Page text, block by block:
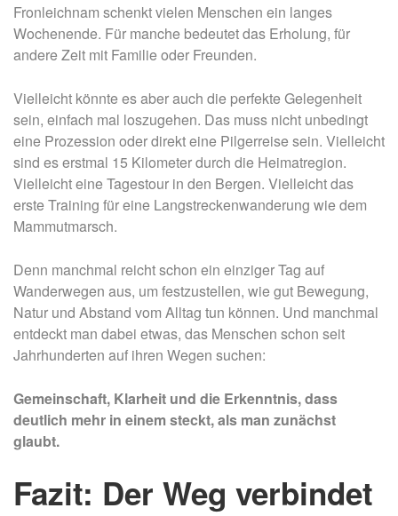
Fronleichnam schenkt vielen Menschen ein langes
Wochenende. Für manche bedeutet das Erholung, für
andere Zeit mit Familie oder Freunden.
Vielleicht könnte es aber auch die perfekte Gelegenheit
sein, einfach mal loszugehen. Das muss nicht unbedingt
eine Prozession oder direkt eine Pilgerreise sein. Vielleicht
sind es erstmal 15 Kilometer durch die Heimatregion.
Vielleicht eine Tagestour in den Bergen. Vielleicht das
erste Training für eine Langstreckenwanderung wie dem
Mammutmarsch.
Denn manchmal reicht schon ein einziger Tag auf
Wanderwegen aus, um festzustellen, wie gut Bewegung,
Natur und Abstand vom Alltag tun können. Und manchmal
entdeckt man dabei etwas, das Menschen schon seit
Jahrhunderten auf ihren Wegen suchen:
Gemeinschaft, Klarheit und die Erkenntnis, dass
deutlich mehr in einem steckt, als man zunächst
glaubt.
Fazit: Der Weg verbindet